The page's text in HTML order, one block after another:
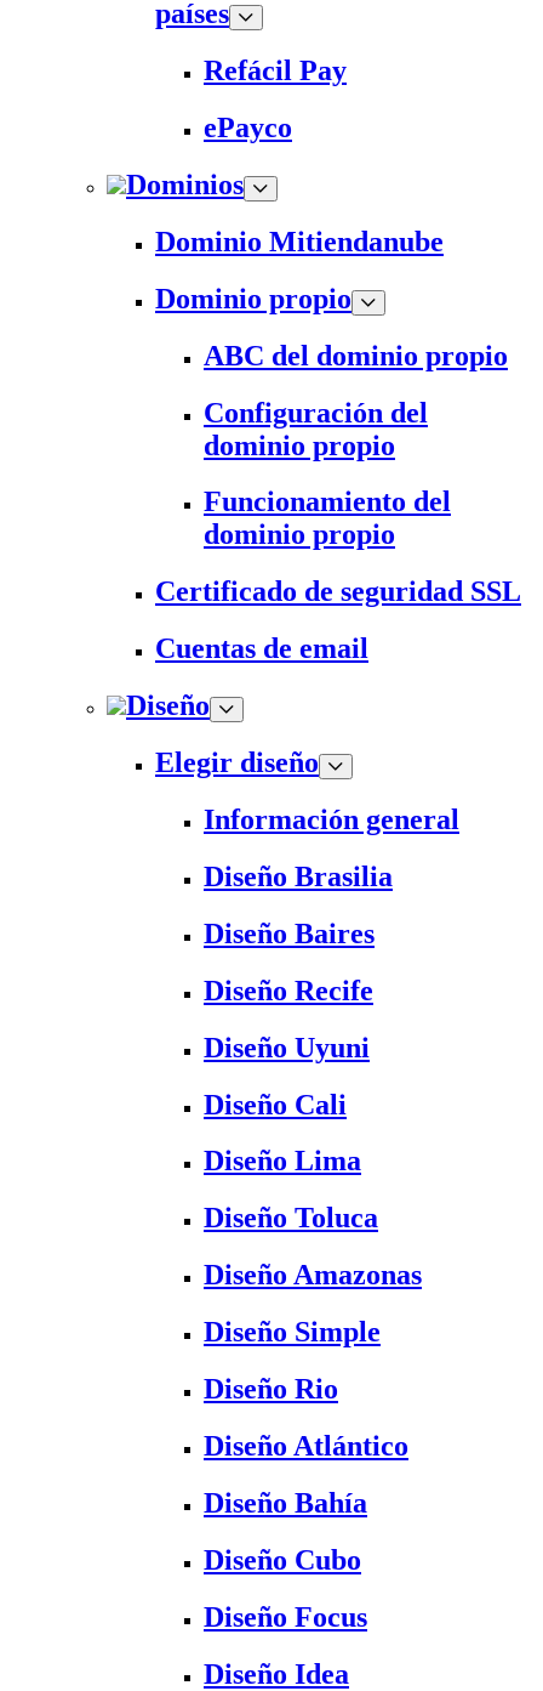
países
Refácil Pay
ePayco
Dominios
Dominio Mitiendanube
Dominio propio
ABC del dominio propio
Configuración del
dominio propio
Funcionamiento del
dominio propio
Certificado de seguridad SSL
Cuentas de email
Diseño
Elegir diseño
Información general
Diseño Brasilia
Diseño Baires
Diseño Recife
Diseño Uyuni
Diseño Cali
Diseño Lima
Diseño Toluca
Diseño Amazonas
Diseño Simple
Diseño Rio
Diseño Atlántico
Diseño Bahía
Diseño Cubo
Diseño Focus
Diseño Idea